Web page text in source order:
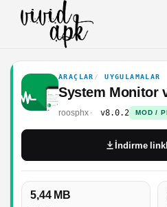
ARAÇLAR UYGULAMALAR
System Monitor
roosphx v8.0.2 MOD /
5,44 MB
İndirme